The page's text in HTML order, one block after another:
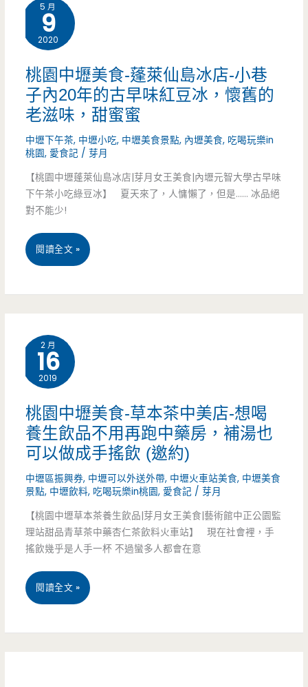
美
食-
丸
冰-
中
原
大
學
溫
面，
火
龍
果
綿
綿
冰
超
吃
5 月
9
2020
桃園中壢美食-蓬萊仙島冰店-小巷
子內20年的古早味紅豆冰，懷舊的
老滋味，甜蜜蜜
中壢下午茶, 中壢小吃, 中壢美食景點, 內壢美食, 吃喝玩樂in
桃園, 愛食記 /芽月
【桃園中壢蓬萊仙島冰店|芽月女王美食|內壢元智大學古早味
下午茶小吃綠豆冰】 夏天來了，人慵懶了，但是…… 冰品絕
對不能少!
桃
美
食-
蓬
萊
仙
島
冰
店-
巷
閱讀全文 »
2 月
16
2019
桃園中壢美食-草本茶中美店-想喝
養生飲品不用再跑中藥房，補湯也
可以做成手搖飲 (邀約)
中壢區振興券, 中壢可以外送外帶, 中壢火車站美食, 中壢美食
景點, 中壢飲料, 吃喝玩樂in桃園, 愛食記 /芽月
【桃園中壢草本茶養生飲品|芽月女王美食|藝術館中正公園監
理站甜品青草茶中藥杏仁茶飲料火車站】 現在社會裡，手
搖飲幾乎是人手一杯 不過蠻多人都會在意
桃
閱讀全文 »